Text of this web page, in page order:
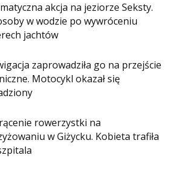
akcja na jeziorze Seksty.
w wodzie po wywróceniu
jachtów
zaprowadziła go na przejście
Motocykl okazał się
rowerzystki na
w Giżycku. Kobieta trafiła